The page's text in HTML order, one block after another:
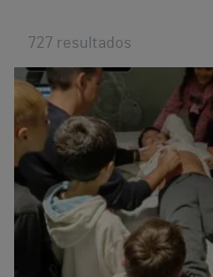
727 resultados